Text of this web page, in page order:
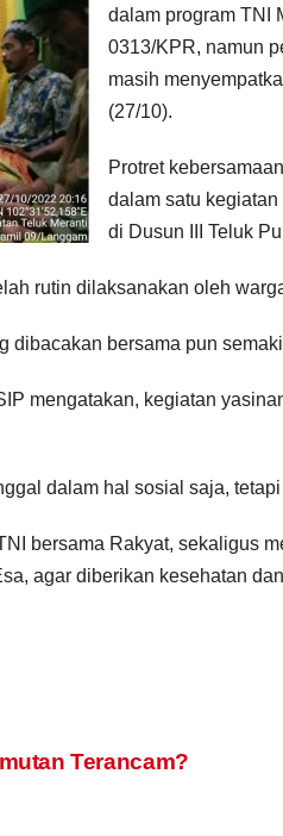
dalam program TNI
0313/KPR, namun
masih
(27/10).
Protret
dalam satu
di Dusun III Teluk
rutin dilaksanakan oleh
dibacakan bersama pun
mengatakan, kegiatan
dalam hal sosial saja,
bersama Rakyat, sekaligus
agar diberikan kesehatan
Terancam?